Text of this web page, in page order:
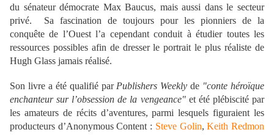
du sénateur démocrate Max Baucus, mais aussi dans le secteur
privé.
Sa fascination de toujours pour les pionniers de la
conquête de l’Ouest l’a cependant conduit à étudier toutes les
ressources possibles afin de dresser le portrait le plus réaliste de
Hugh Glass jamais réalisé.
Son livre a été qualifié par Publishers Weekly de "conte héroïque
enchanteur sur l’obsession de la vengeance"et été plébiscité par
les amateurs de récits d’aventures, parmi lesquels figuraient les
producteurs d’Anonymous Content : Steve Golin,Keith Redmon